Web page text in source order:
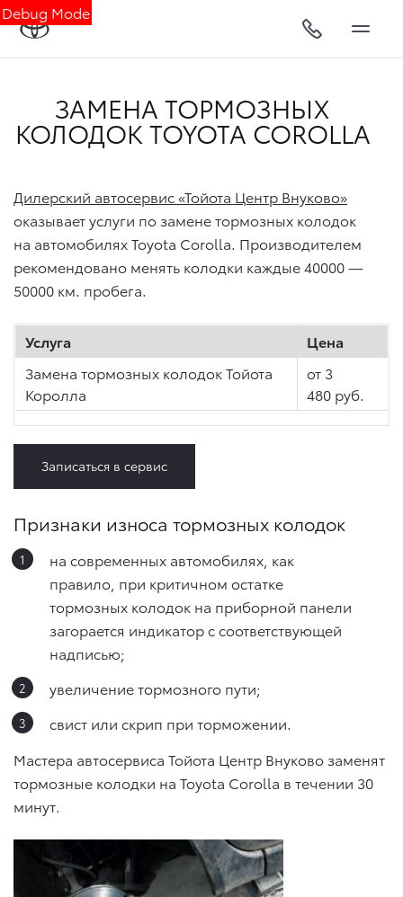
Debug Mode
ЗАМЕНА ТОРМОЗНЫХ
КОЛОДОК TOYOTA COROLLA
Дилерский автосервис «Тойота Центр Внуково»
оказывает услуги по замене тормозных колодок
на автомобилях Toyota Corolla. Производителем
рекомендовано менять колодки каждые 40000 —
50000 км. пробега.
Услуга
Цена
Замена тормозных колодок Тойота
Королла
от 3
480 руб.
Записаться в сервис
Признаки износа тормозных колодок
на современных автомобилях, как
правило, при критичном остатке
тормозных колодок на приборной панели
загорается индикатор с соответствующей
надписью;
увеличение тормозного пути;
свист или скрип при торможении.
Мастера автосервиса Тойота Центр Внуково заменят
тормозные колодки на Toyota Corolla в течении 30
минут.